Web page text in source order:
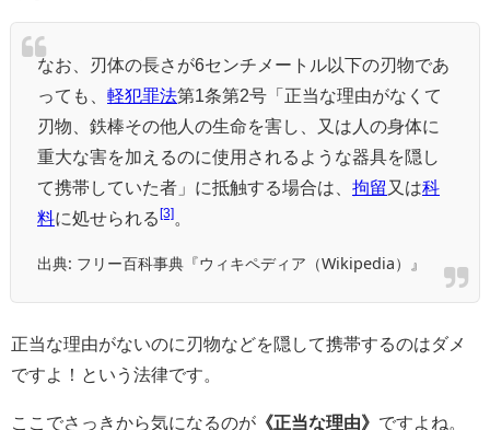
なお、刃体の長さが6センチメートル以下の刃物であ
っても、 軽犯罪法第1条第2号「正当な理由がなくて
刃物、鉄棒その他人の生命を害し、又は人の身体に
重大な害を加えるのに使用されるような器具を隠し
て携帯していた者」に抵触する場合は、 拘留 又は科
料に処せられる [3]
出典: フリー百科事典『ウィキペディア（Wikipedia）』
正当な理由がないのに刃物などを隠して携帯するのはダメ
ですよ！という法律です。
ここでさっきから気になるのが 《正当な理由》 ですよね。